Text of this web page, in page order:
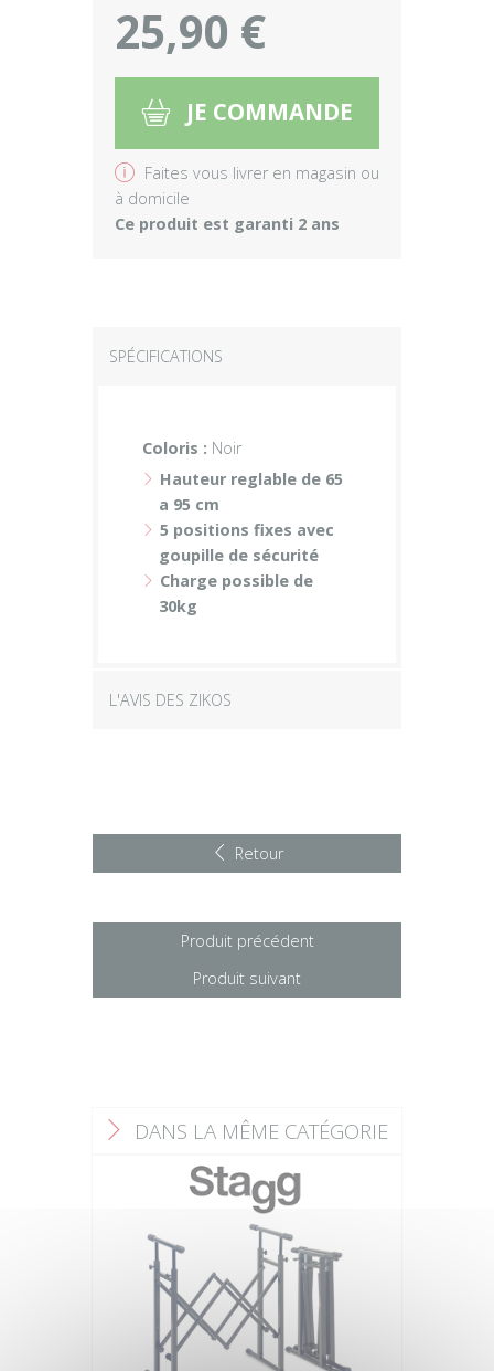
25,90 €
5 JE COMMANDE
v Faites vous livrer en magasin ou
à domicile
Ce produit est garanti 2 ans
SPÉCIFICATIONS
Coloris : Noir
Hauteur reglable de 65
a 95 cm
5 positions fixes avec
goupille de sécurité
Charge possible de
30kg
L'AVIS DES ZIKOS
Retour
Produit précédent
Produit suivant
F DANS LA MÊME CATÉGORIE